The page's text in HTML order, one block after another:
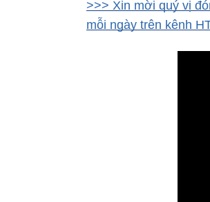
>>> Xin mời quý vị
mỗi ngày trên kênh